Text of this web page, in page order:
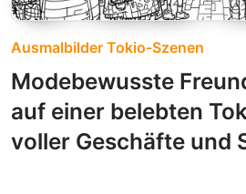
Ausmalbilder Tokio-Szenen
Modebewusste
auf einer belebten
voller Geschäfte und